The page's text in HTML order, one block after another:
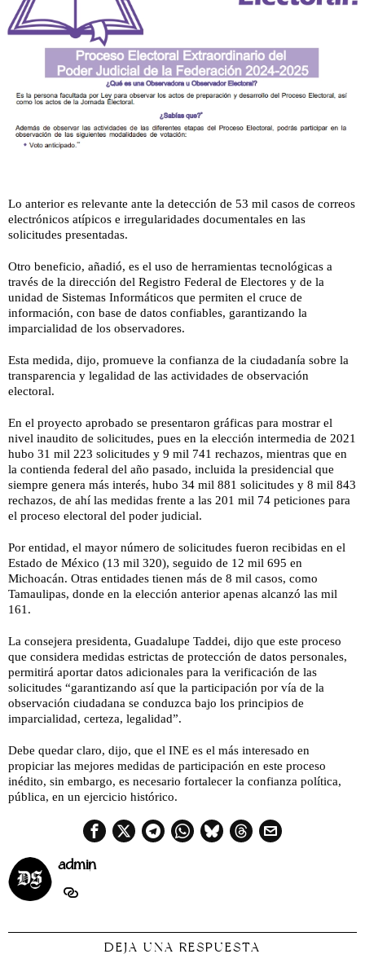
Lo anterior es relevante ante la detección de 53 mil casos de correos
electrónicos atípicos e irregularidades documentales en las
solicitudes presentadas.
Otro beneficio, añadió, es el uso de herramientas tecnológicas a
través de la dirección del Registro Federal de Electores y de la
unidad de Sistemas Informáticos que permiten el cruce de
información, con base de datos confiables, garantizando la
imparcialidad de los observadores.
Esta medida, dijo, promueve la confianza de la ciudadanía sobre la
transparencia y legalidad de las actividades de observación
electoral.
En el proyecto aprobado se presentaron gráficas para mostrar el
nivel inaudito de solicitudes, pues en la elección intermedia de 2021
hubo 31 mil 223 solicitudes y 9 mil 741 rechazos, mientras que en
la contienda federal del año pasado, incluida la presidencial que
siempre genera más interés, hubo 34 mil 881 solicitudes y 8 mil 843
rechazos, de ahí las medidas frente a las 201 mil 74 peticiones para
el proceso electoral del poder judicial.
Por entidad, el mayor número de solicitudes fueron recibidas en el
Estado de México (13 mil 320), seguido de 12 mil 695 en
Michoacán. Otras entidades tienen más de 8 mil casos, como
Tamaulipas, donde en la elección anterior apenas alcanzó las mil
161.
La consejera presidenta, Guadalupe Taddei, dijo que este proceso
que considera medidas estrictas de protección de datos personales,
permitirá aportar datos adicionales para la verificación de las
solicitudes “garantizando así que la participación por vía de la
observación ciudadana se conduzca bajo los principios de
imparcialidad, certeza, legalidad”.
Debe quedar claro, dijo, que el INE es el más interesado en
propiciar las mejores medidas de participación en este proceso
inédito, sin embargo, es necesario fortalecer la confianza política,
pública, en un ejercicio histórico.
admin
DEJA UNA RESPUESTA